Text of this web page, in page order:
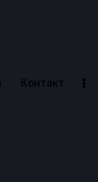
Контакт